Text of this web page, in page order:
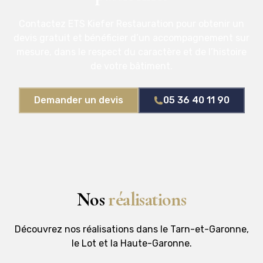
Demander un devis 05 36 40 11 90
Nosréalisations
Découvrez nos réalisations dans le Tarn-et-Garonne,
le Lot et la Haute-Garonne.